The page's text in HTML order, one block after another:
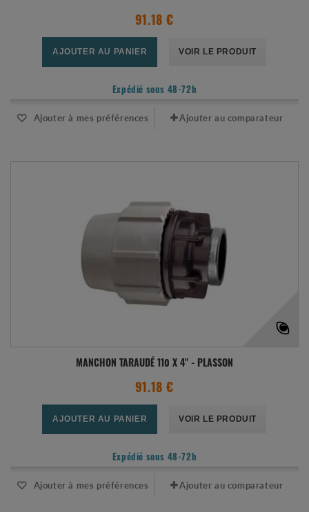
91.18 €
AJOUTER AU PANIER VOIR LE PRODUIT
Expédié sous 48-72h
Ajouter à mes préférences Ajouter au comparateur
MANCHON TARAUDÉ 110 X 4" - PLASSON
91.18 €
AJOUTER AU PANIER VOIR LE PRODUIT
Expédié sous 48-72h
Ajouter à mes préférences Ajouter au comparateur